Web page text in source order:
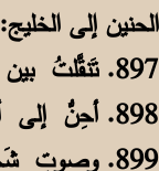
الحنين إلى الخليج:
897. تَنقَّلتُ بين الشرقِ والغربِ دَارِساً أعدُّ من الأيـامِ ما ظلَّ للوصلِ
898. أحِنُّ إلى أرض الخليـجِ وأهلِــها وشيبانها والـدارِ والصَّحبِ والأهـلِ
899. وصوتٍ شَجيٍّ يُطربُ الأُذنَ ليِّنٍ يُهدِّئُ من روعي ومنْ وَحشةٍ يُسلي